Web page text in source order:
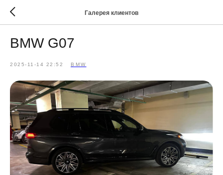
Галерея клиентов
BMW G07
2025-11-14 22:52 BMW